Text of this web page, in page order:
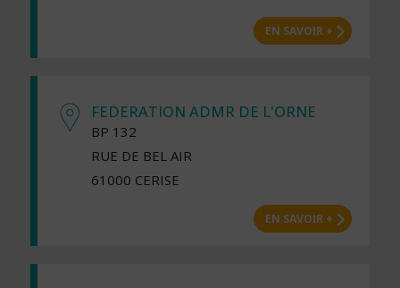
EN SAVOIR +
FEDERATION ADMR DE L'ORNE
BP 132
RUE DE BEL AIR
61000 CERISE
EN SAVOIR +